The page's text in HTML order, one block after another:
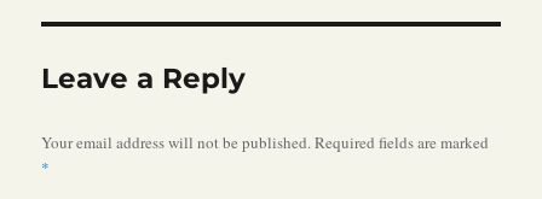
Leave a Reply
Your email address will not be published.Required fields are marked
*